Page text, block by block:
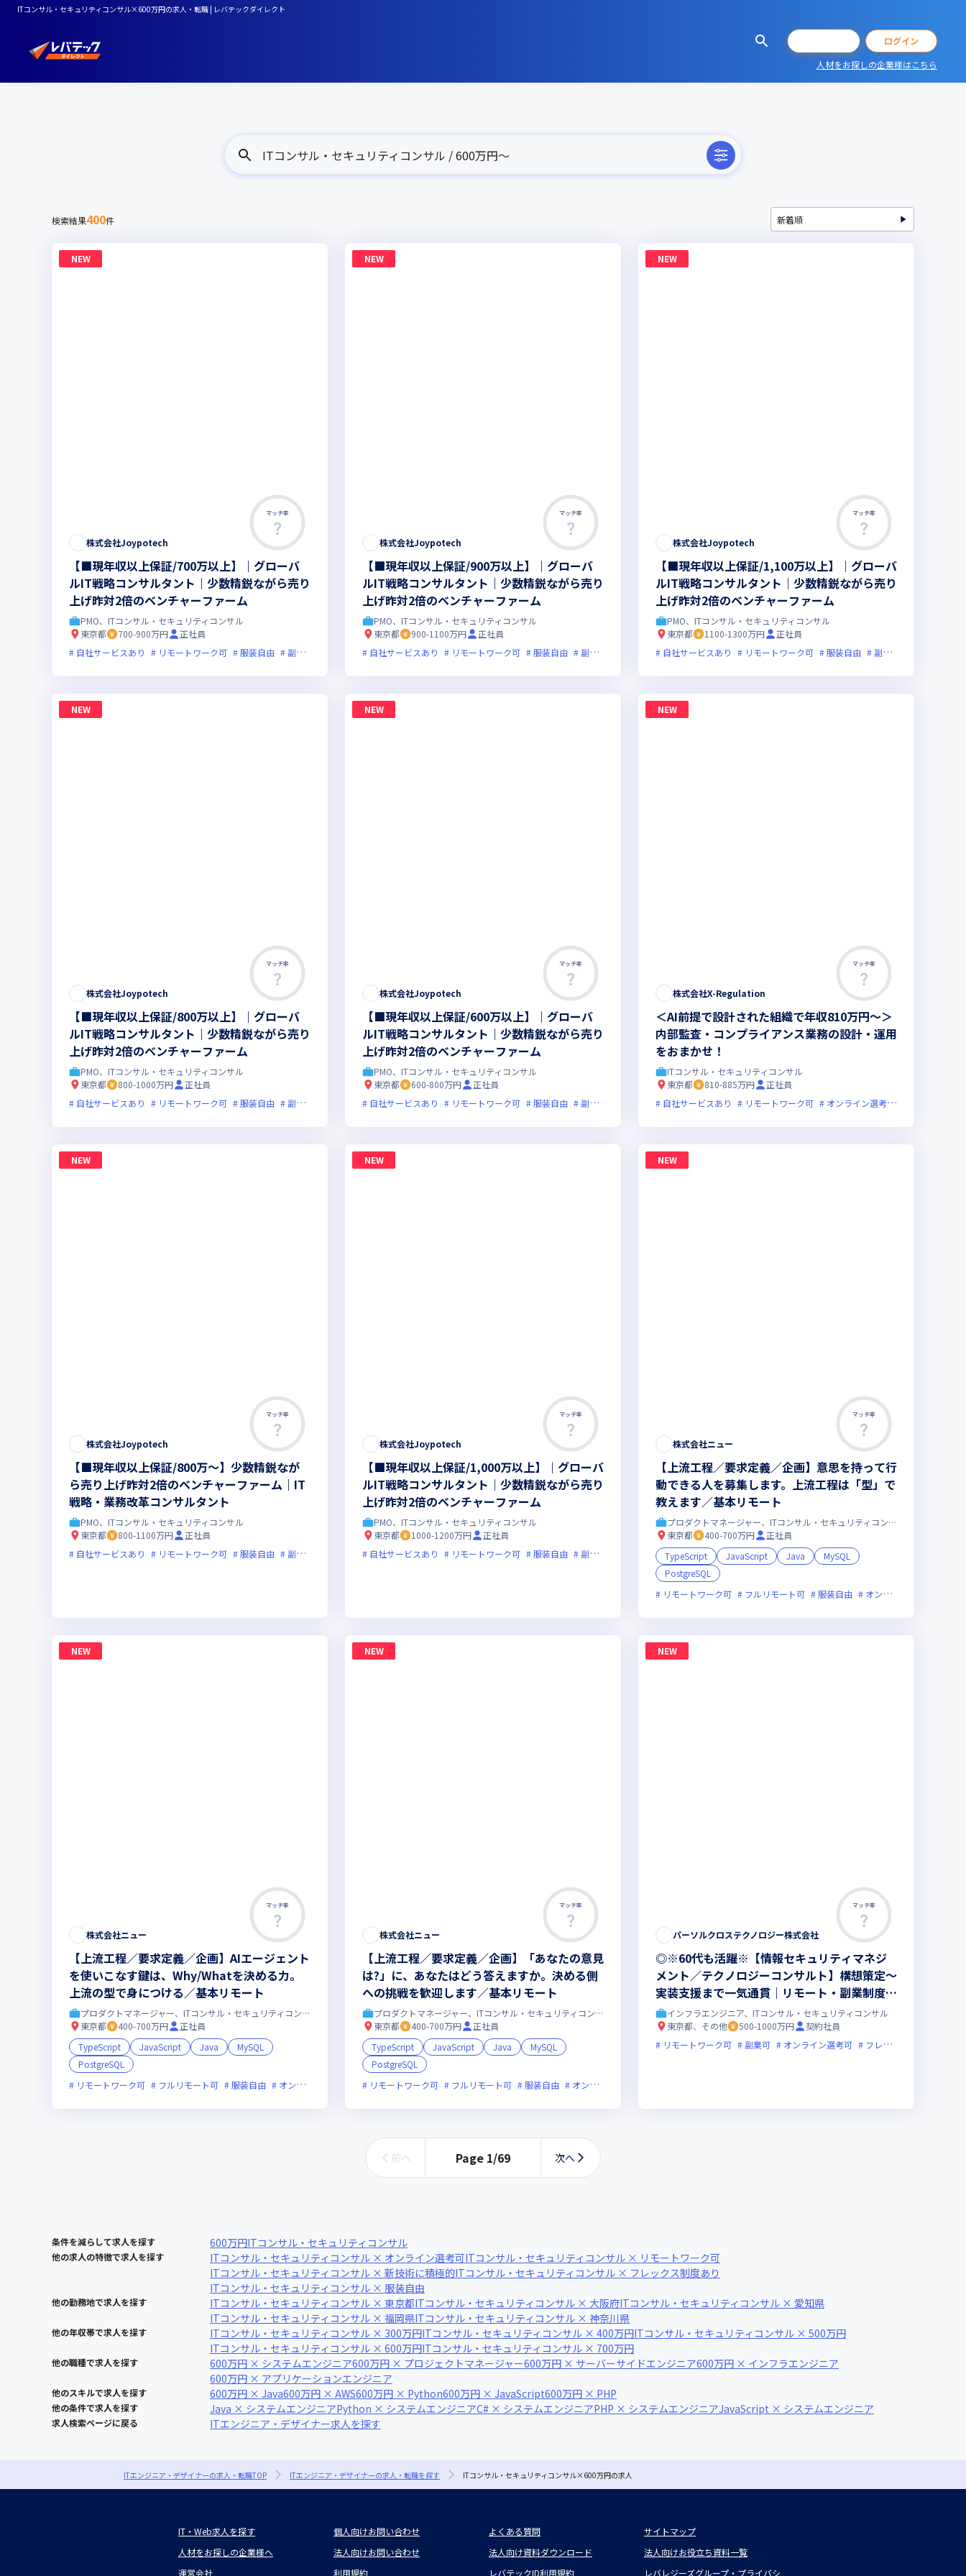
ITコンサル・セキュリティコンサル×600万円の求人・転職 | レバテックダイレクト
ログイン
人材をお探しの企業様はこちら
ITコンサル・セキュリティコンサル / 600万円〜
検索結果400件
NEW
マッチ率
株式会社Joypotech
【■現年収以上保証/700万以上】｜グローバ
ルIT戦略コンサルタント｜少数精鋭ながら売り
上げ昨対2倍のベンチャーファーム
PMO、ITコンサル・セキュリティコンサル
東京都
700-900万円
正社員
自社サービスあり
リモートワーク可 服装自由 副業可 オンライン選考可 新技術に積極的 ベンチャー企業 実務未経験歓迎 グローバル展開 裁量労働制あり
NEW
マッチ率
株式会社Joypotech
【■現年収以上保証/900万以上】｜グローバ
ルIT戦略コンサルタント｜少数精鋭ながら売り
上げ昨対2倍のベンチャーファーム
PMO、ITコンサル・セキュリティコンサル
東京都
900-1100万円
正社員
自社サービスあり
リモートワーク可 服装自由 副業可 オンライン選考可 新技術に積極的 ベンチャー企業 実務未経験歓迎
NEW
マッチ率
株式会社Joypotech
【■現年収以上保証/1,100万以上】｜グローバ
ルIT戦略コンサルタント｜少数精鋭ながら売り
上げ昨対2倍のベンチャーファーム
PMO、ITコンサル・セキュリティコンサル
東京都
1100-1300万円
正社員
自社サービスあり
リモートワーク可 服装自由 副業可
NEW
マッチ率
株式会社Joypotech
【■現年収以上保証/800万以上】｜グローバ
ルIT戦略コンサルタント｜少数精鋭ながら売り
上げ昨対2倍のベンチャーファーム
PMO、ITコンサル・セキュリティコンサル
東京都
800-1000万円
正社員
自社サービスあり
リモートワーク可 服装自由 副業可 オンライン選考可 新技術に積極的 ベンチャー企業 実務未経験歓迎 グローバル展開 裁量労働制あり
NEW
マッチ率
株式会社Joypotech
【■現年収以上保証/600万以上】｜グローバ
ルIT戦略コンサルタント｜少数精鋭ながら売り
上げ昨対2倍のベンチャーファーム
PMO、ITコンサル・セキュリティコンサル
東京都
600-800万円
正社員
自社サービスあり
リモートワーク可 服装自由 副業可 オンライン選考可 新技術に積極的 ベンチャー企業 実務未経験歓迎
NEW
マッチ率
株式会社X-Regulation
＜AI前提で設計された組織で年収810万円～＞
内部監査・コンプライアンス業務の設計・運用
をおまかせ！
ITコンサル・セキュリティコンサル
東京都
810-885万円
正社員
自社サービスあり
リモートワーク可 オンライン選考可
NEW
マッチ率
株式会社Joypotech
【■現年収以上保証/800万～】少数精鋭なが
ら売り上げ昨対2倍のベンチャーファーム｜IT
戦略・業務改革コンサルタント
PMO、ITコンサル・セキュリティコンサル
東京都
800-1100万円
正社員
自社サービスあり
リモートワーク可 服装自由 副業可 オンライン選考可 新技術に積極的 ベンチャー企業 実務未経験歓迎 グローバル展開 裁量労働制あり
NEW
マッチ率
株式会社Joypotech
【■現年収以上保証/1,000万以上】｜グローバ
ルIT戦略コンサルタント｜少数精鋭ながら売り
上げ昨対2倍のベンチャーファーム
PMO、ITコンサル・セキュリティコンサル
東京都
1000-1200万円
正社員
自社サービスあり
リモートワーク可 服装自由 副業可 オンライン選考可 新技術に積極的 ベンチャー企業 実務未経験歓迎
NEW
マッチ率
株式会社ニュー
【上流工程／要求定義／企画】意思を持って行
動できる人を募集します。上流工程は「型」で
教えます／基本リモート
プロダクトマネージャー、ITコンサル・セキュリティコンサル
東京都
400-700万円
正社員
TypeScript
JavaScript Java
MySQL
PostgreSQL
リモートワーク可
フルリモート可 服装自由 オンライン選考可
NEW
マッチ率
株式会社ニュー
【上流工程／要求定義／企画】AIエージェント
を使いこなす鍵は、Why/Whatを決める力。
上流の型で身につける／基本リモート
プロダクトマネージャー、ITコンサル・セキュリティコンサル
東京都
400-700万円
正社員
TypeScript
JavaScript Java
MySQL
PostgreSQL
リモートワーク可
フルリモート可 服装自由 オンライン選考可 新技術に積極的 残業月20時間未満
NEW
マッチ率
株式会社ニュー
【上流工程／要求定義／企画】「あなたの意見
は?」に、あなたはどう答えますか。決める側
への挑戦を歓迎します／基本リモート
プロダクトマネージャー、ITコンサル・セキュリティコンサル
東京都
400-700万円
正社員
TypeScript
JavaScript Java
MySQL
PostgreSQL
リモートワーク可
フルリモート可 服装自由 オンライン選考可
NEW
マッチ率
パーソルクロステクノロジー株式会社
◎※60代も活躍※【情報セキュリティマネジ
メント／テクノロジーコンサルト】構想策定～
実装支援まで一気通貫｜リモート・副業制度あ
り｜年収500～1000万｜東証プライム上場企業
G
インフラエンジニア、ITコンサル・セキュリティコンサル
東京都、その他
500-1000万円
契約社員
リモートワーク可
副業可 オンライン選考可 フレックス制度あり
前へ Page 1/69 次へ
条件を減らして求人を探す 600万円ITコンサル・セキュリティコンサル
他の求人の特徴で求人を探す ITコンサル・セキュリティコンサル × オンライン選考可ITコンサル・セキュリティコンサル × リモートワーク可
ITコンサル・セキュリティコンサル × 新技術に積極的ITコンサル・セキュリティコンサル × フレックス制度あり
ITコンサル・セキュリティコンサル × 服装自由
他の勤務地で求人を探す ITコンサル・セキュリティコンサル × 東京都ITコンサル・セキュリティコンサル × 大阪府ITコンサル・セキュリティコンサル × 愛知県
ITコンサル・セキュリティコンサル × 福岡県ITコンサル・セキュリティコンサル × 神奈川県
他の年収帯で求人を探す ITコンサル・セキュリティコンサル × 300万円ITコンサル・セキュリティコンサル × 400万円ITコンサル・セキュリティコンサル × 500万円
ITコンサル・セキュリティコンサル × 600万円ITコンサル・セキュリティコンサル × 700万円
他の職種で求人を探す 600万円 × システムエンジニア600万円 × プロジェクトマネージャー600万円 × サーバーサイドエンジニア600万円 × インフラエンジニア
600万円 × アプリケーションエンジニア
他のスキルで求人を探す 600万円 × Java600万円 × AWS600万円 × Python600万円 × JavaScript600万円 × PHP
他の条件で求人を探す Java × システムエンジニアPython × システムエンジニアC# × システムエンジニアPHP × システムエンジニアJavaScript × システムエンジニア
求人検索ページに戻る ITエンジニア・デザイナー求人を探す
ITエンジニア・デザイナーの求人・転職TOP ITエンジニア・デザイナーの求人・転職を探す ITコンサル・セキュリティコンサル×600万円の求人
IT・Web求人を探す 個人向けお問い合わせ よくある質問
サイトマップ
人材をお探しの企業様へ
法人向けお問い合わせ 法人向け資料ダウンロード
法人向けお役立ち資料一覧
運営会社
利用規約 レバテックID利用規約 レバレジーズグループ・プライバシ